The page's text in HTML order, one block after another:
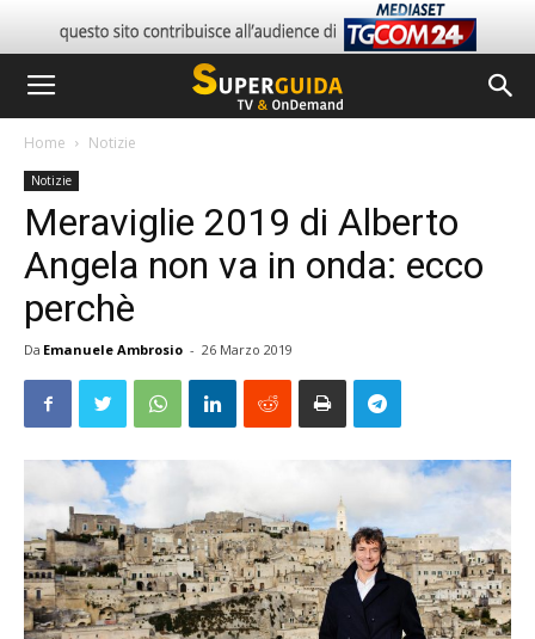
Home Notizie
Notizie
Meraviglie 2019 di Alberto
Angela non va in onda: ecco
perchè
Da Emanuele Ambrosio - 26 Marzo 2019